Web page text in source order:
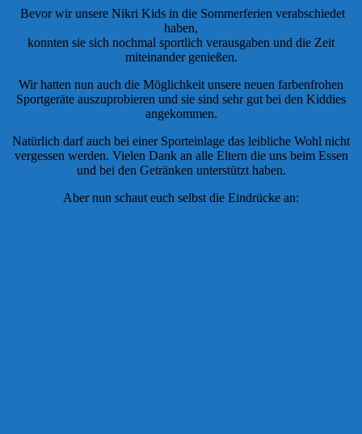
Bevor wir unsere Nikri Kids in die Sommerferien verabschiedet
haben,
konnten sie sich nochmal sportlich verausgaben und die Zeit
miteinander genießen.
Wir hatten nun auch die Möglichkeit unsere neuen farbenfrohen
Sportgeräte auszuprobieren und sie sind sehr gut bei den Kiddies
angekommen.
Natürlich darf auch bei einer Sporteinlage das leibliche Wohl nicht
vergessen werden. Vielen Dank an alle Eltern die uns beim Essen
und bei den Getränken unterstützt haben.
Aber nun schaut euch selbst die Eindrücke an: